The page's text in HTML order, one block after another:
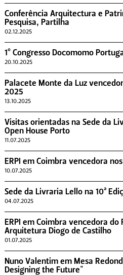
Conferência Arquitectura e
Pesquisa, Partilha
02.12.2025
1º Congresso Docomomo
20.10.2025
Palacete Monte da Luz
2025
13.10.2025
Visitas orientadas na Sede da
Open House Porto
11.07.2025
ERPI em Coimbra vencedora
10.07.2025
Sede da Livraria Lello na 10ª
04.07.2025
ERPI em Coimbra vencedora
Arquitetura Diogo de Castilho
01.07.2025
Nuno Valentim em Mesa
Designing the Future"